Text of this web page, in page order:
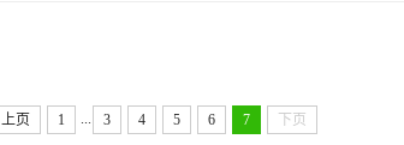
上页 1 3 4 5 6 7 下页